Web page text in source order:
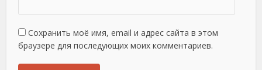
Сохранить моё имя, email и адрес сайта в этом
браузере для последующих моих комментариев.